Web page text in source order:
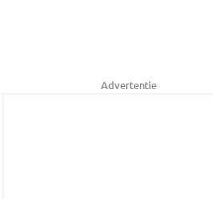
Advertentie